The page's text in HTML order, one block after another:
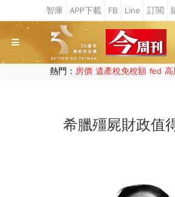
熱門： 房價 遺產稅免稅額 fed 高
希臘殭屍財政值